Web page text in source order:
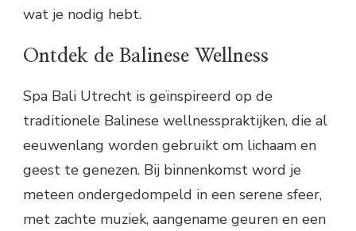
wat je nodig hebt.
Ontdek de Balinese Wellness
Spa Bali Utrecht is geïnspireerd op de
traditionele Balinese wellnesspraktijken, die al
eeuwenlang worden gebruikt om lichaam en
geest te genezen. Bij binnenkomst word je
meteen ondergedompeld in een serene sfeer,
met zachte muziek, aangename geuren en een